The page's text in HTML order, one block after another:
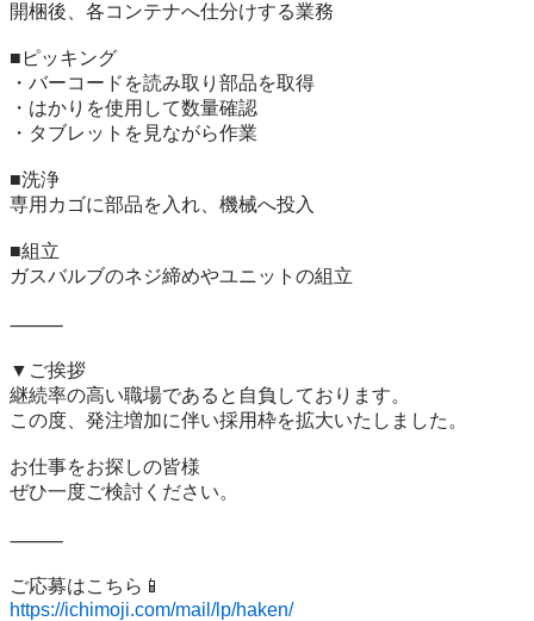
開梱後、各コンテナへ仕分けする業務
■ピッキング
・バーコードを読み取り部品を取得
・はかりを使用して数量確認
・タブレットを見ながら作業
■洗浄
専用カゴに部品を入れ、機械へ投入
■組立
ガスバルブのネジ締めやユニットの組立
⸻
▼ご挨拶
継続率の高い職場であると自負しております。
この度、発注増加に伴い採用枠を拡大いたしました。
お仕事をお探しの皆様
ぜひ一度ご検討ください。
⸻
https://ichimoji.com/mail/lp/haken/